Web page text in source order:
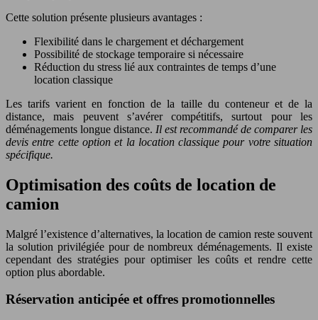
Cette solution présente plusieurs avantages :
Flexibilité dans le chargement et déchargement
Possibilité de stockage temporaire si nécessaire
Réduction du stress lié aux contraintes de temps d’une
location classique
Les tarifs varient en fonction de la taille du conteneur et de la
distance, mais peuvent s’avérer compétitifs, surtout pour les
déménagements longue distance. Il est recommandé de comparer les
devis entre cette option et la location classique pour votre situation
spécifique.
Optimisation des coûts de location de
camion
Malgré l’existence d’alternatives, la location de camion reste souvent
la solution privilégiée pour de nombreux déménagements. Il existe
cependant des stratégies pour optimiser les coûts et rendre cette
option plus abordable.
Réservation anticipée et offres promotionnelles